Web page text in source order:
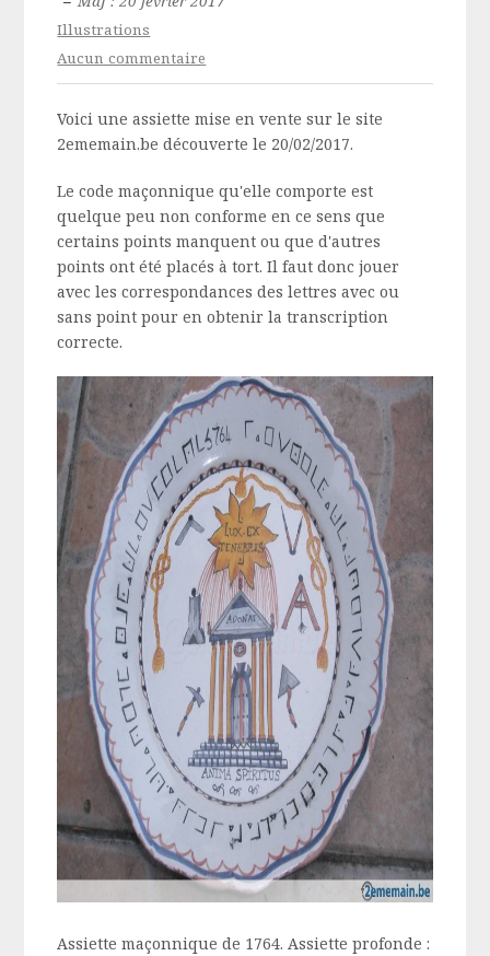
Illustrations
Aucun commentaire
Voici une assiette mise en vente sur le site
2ememain.be découverte le 20/02/2017.
Le code maçonnique qu'elle comporte est
quelque peu non conforme en ce sens que
certains points manquent ou que d'autres
points ont été placés à tort. Il faut donc jouer
avec les correspondances des lettres avec ou
sans point pour en obtenir la transcription
correcte.
Assiette maçonnique de 1764. Assiette profonde :